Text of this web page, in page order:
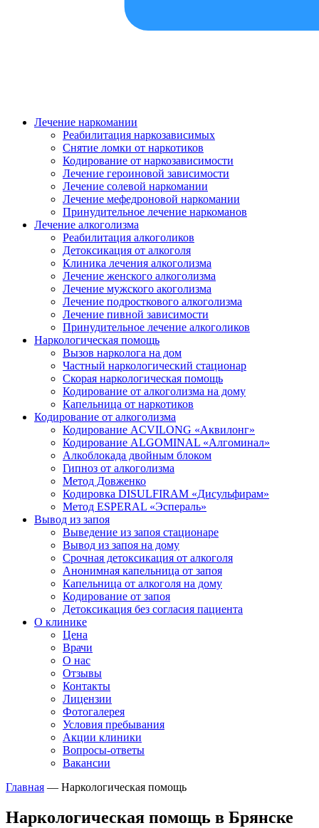
Лечение наркомании
Реабилитация наркозависимых
Снятие ломки от наркотиков
Кодирование от наркозависимости
Лечение героиновой зависимости
Лечение солевой наркомании
Лечение мефедроновой наркомании
Принудительное лечение наркоманов
Лечение алкоголизма
Реабилитация алкоголиков
Детоксикация от алкоголя
Клиника лечения алкоголизма
Лечение женского алкоголизма
Лечение мужского акоголизма
Лечение подросткового алкоголизма
Лечение пивной зависимости
Принудительное лечение алкоголиков
Наркологическая помощь
Вызов нарколога на дом
Частный наркологический стационар
Скорая наркологическая помощь
Кодирование от алкоголизма на дому
Капельница от наркотиков
Кодирование от алкоголизма
Кодирование ACVILONG «Аквилонг»
Кодирование ALGOMINAL «Алгоминал»
Алкоблокада двойным блоком
Гипноз от алкоголизма
Метод Довженко
Кодировка DISULFIRAM «Дисульфирам»
Метод ESPERAL «Эспераль»
Вывод из запоя
Выведение из запоя стационаре
Вывод из запоя на дому
Срочная детоксикация от алкоголя
Анонимная капельница от запоя
Капельница от алкоголя на дому
Кодирование от запоя
Детоксикация без согласия пациента
О клинике
Цена
Врачи
О нас
Отзывы
Контакты
Лицензии
Фотогалерея
Условия пребывания
Акции клиники
Вопросы-ответы
Вакансии
Главная — Наркологическая помощь
Наркологическая помощь в Брянске